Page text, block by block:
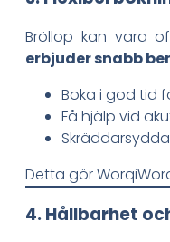
Bröllop kan vara
erbjuder snabb
Boka i god tid
Få hjälp vid
Detta gör
4. Hållbarhet